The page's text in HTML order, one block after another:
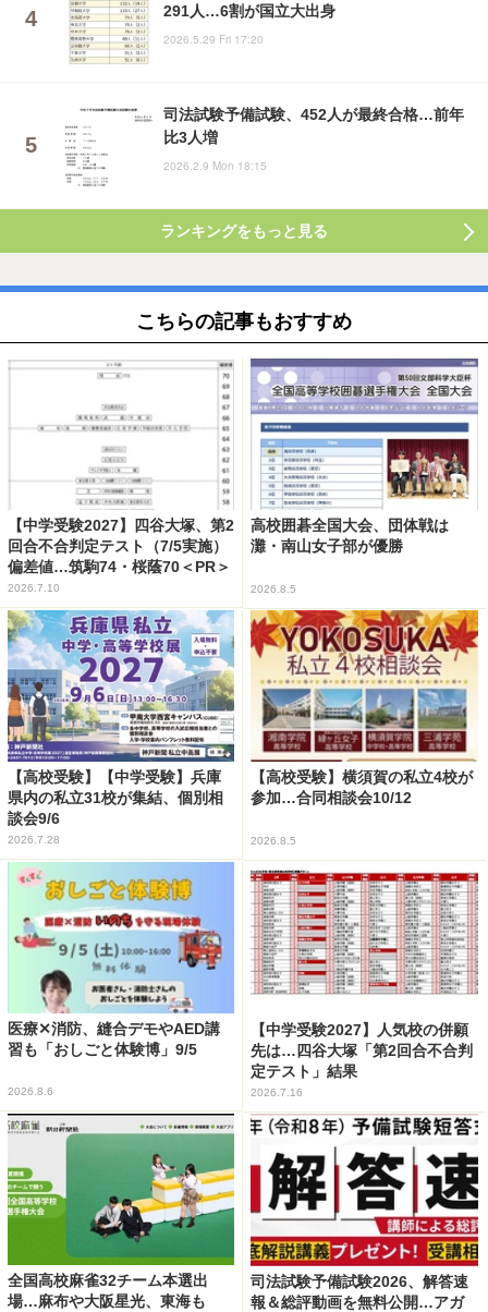
291人…6割が国立大出身
2026.5.29 Fri 17:20
司法試験予備試験、452人が最終合格…前年
比3人増
2026.2.9 Mon 18:15
ランキングをもっと見る
こちらの記事もおすすめ
【中学受験2027】四谷大塚、第2
回合不合判定テスト（7/5実施）
偏差値…筑駒74・桜蔭70＜PR＞
2026.7.10
高校囲碁全国大会、団体戦は
灘・南山女子部が優勝
2026.8.5
【高校受験】【中学受験】兵庫
県内の私立31校が集結、個別相
談会9/6
2026.7.28
【高校受験】横須賀の私立4校が
参加…合同相談会10/12
2026.8.5
医療✕消防、縫合デモやAED講
習も「おしごと体験博」9/5
2026.8.6
【中学受験2027】人気校の併願
先は…四谷大塚「第2回合不合判
定テスト」結果
2026.7.16
全国高校麻雀32チーム本選出
場…麻布や大阪星光、東海も
司法試験予備試験2026、解答速
報＆総評動画を無料公開…アガ